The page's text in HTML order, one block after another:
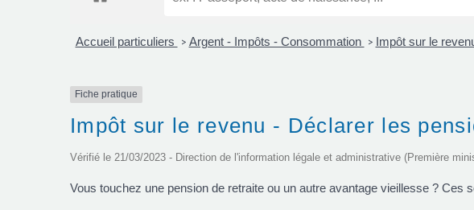
Accueil particuliers > Argent - Impôts - Consommation > Impôt sur le
Fiche pratique
Impôt sur le revenu - Déclarer les
Vérifié le 21/03/2023 - Direction de l'information légale et administrative (Première
Vous touchez une pension de retraite ou un autre avantage vieillesse ?